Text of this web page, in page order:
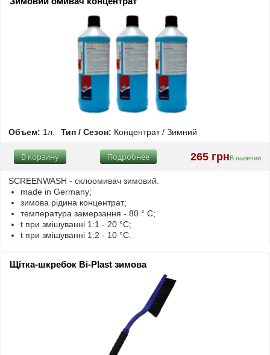
Объем: 1л. Тип / Сезон: Концентрат / Зимний
265 грнВ наличии
Подробнее
В корзину
SCREENWASH - cклоомивач зимовий.
made in Germany;
зимова рідина концентрат;
температура замерзання - 80 ° C;
t при змішуванні 1:1 - 20 °C;
t при змішуванні 1:2 - 10 °C.
Щітка-шкребок Bi-Plast зимова